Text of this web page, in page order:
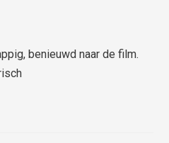
benieuwd naar de film.